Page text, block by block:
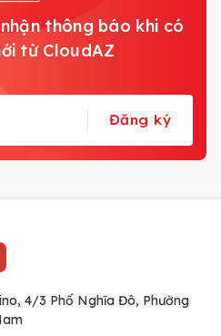
thông báo khi có
từ CloudAZ
Đăng ký
4/3 Phố Nghĩa Đô, Phường